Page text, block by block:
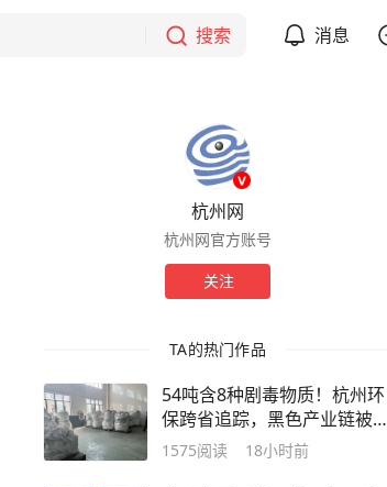
搜索 消息
杭州网
杭州网官方账号
关注
TA的热门作品
54吨含8种剧毒物质！杭州环
保跨省追踪，黑色产业链被连
根拔起
1575阅读 18小时前